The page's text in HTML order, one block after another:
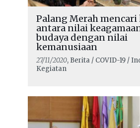
Palang Merah mencari
antara nilai
budaya dengan nilai
kemanusiaan
27/11/2020, Berita / COVID-19 /
Kegiatan